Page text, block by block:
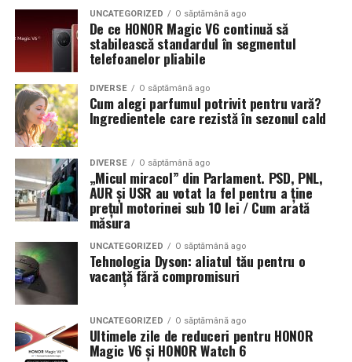
UNCATEGORIZED O săptămână ago
De ce HONOR Magic V6 continuă să
stabilească standardul în segmentul
telefoanelor pliabile
DIVERSE O săptămână ago
Cum alegi parfumul potrivit pentru vară?
Ingredientele care rezistă în sezonul cald
DIVERSE O săptămână ago
„Micul miracol” din Parlament. PSD, PNL,
AUR și USR au votat la fel pentru a ține
prețul motorinei sub 10 lei / Cum arată
măsura
UNCATEGORIZED O săptămână ago
Tehnologia Dyson: aliatul tău pentru o
vacanță fără compromisuri
UNCATEGORIZED O săptămână ago
Ultimele zile de reduceri pentru HONOR
Magic V6 și HONOR Watch 6